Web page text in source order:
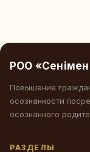
РОО «Сенімен
Повышение
осознанности
осознанного
РАЗДЕЛЫ